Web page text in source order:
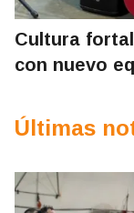
Cultura
con nuevo
Últimas